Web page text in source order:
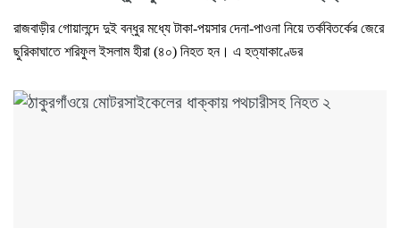
রাজবাড়ীর গোয়ালন্দে দুই বন্ধুর মধ্যে টাকা-পয়সার দেনা-পাওনা নিয়ে তর্কবিতর্কের জেরে
ছুরিকাঘাতে শরিফুল ইসলাম হীরা (৪০) নিহত হন। এ হত্যাকাণ্ডের